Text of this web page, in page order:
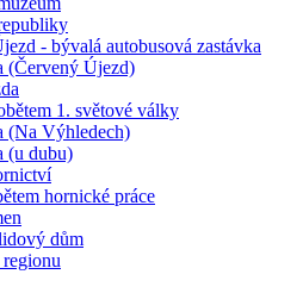
- bývalá autobusová zastávka
(Červený Újezd)
1. světové války
(Na Výhledech)
(u dubu)
hornické práce
dům